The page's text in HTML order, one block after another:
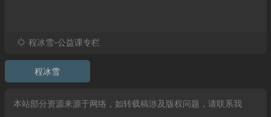
程冰雪-公益课专栏
程冰雪
本站部分资源来源于网络，如转载稿涉及版权问题，请联系我